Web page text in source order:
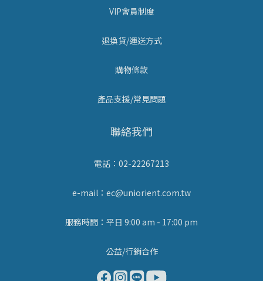
VIP會員制度
退換貨/運送方式
購物條款
產品支援/常見問題
聯絡我們
電話：02-22267213
e-mail：ec@uniorient.com.tw
服務時間：平日 9:00 am - 17:00 pm
公益/行銷合作